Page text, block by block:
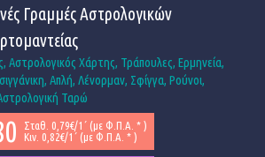
Γραμμές Αστρολογικών
Αστρολογικός Χάρτης, Τράπουλες, Ερμηνεία,
Απλή, Λένορμαν, Σφίγγα, Ρούνοι,
Ταρώ
Σταθ. 0,79€/1΄ (με Φ.Π.Α. * )
Κιν. 0,82€/1΄ (με Φ.Π.Α. * )